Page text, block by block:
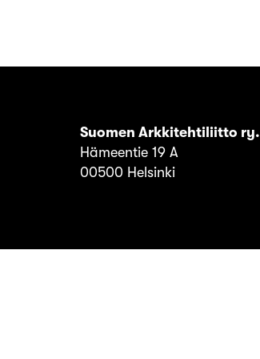
Suomen Arkkitehtiliitto ry.
Hämeentie 19 A
00500 Helsinki